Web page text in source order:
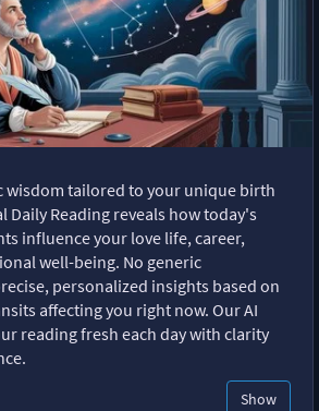
wisdom tailored to your unique birth
Daily Reading reveals how today's
influence your love life, career,
well-being. No generic
personalized insights based on
affecting you right now. Our AI
reading fresh each day with clarity
Show